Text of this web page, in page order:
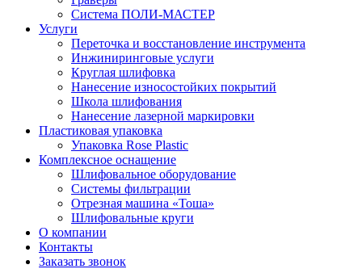
Система ПОЛИ-МАСТЕР
Услуги
Переточка и восстановление инструмента
Инжиниринговые услуги
Круглая шлифовка
Нанесение износостойких покрытий
Школа шлифования
Нанесение лазерной маркировки
Пластиковая упаковка
Упаковка Rose Plastic
Комплексное оснащение
Шлифовальное оборудование
Системы фильтрации
Отрезная машина «Тоша»
Шлифовальные круги
О компании
Контакты
Заказать звонок